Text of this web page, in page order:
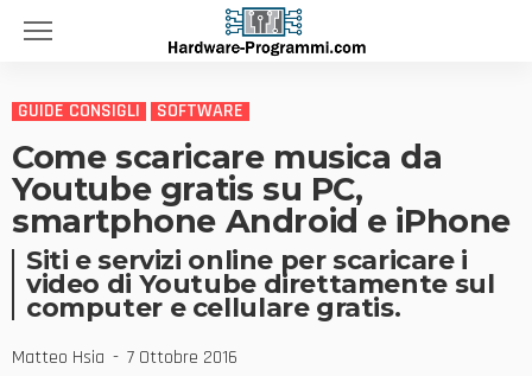
GUIDE CONSIGLI SOFTWARE
Come scaricare musica da
Youtube gratis su PC,
smartphone Android e iPhone
Siti e servizi online per scaricare i
video di Youtube direttamente sul
computer e cellulare gratis.
Matteo Hsia 7 Ottobre 2016